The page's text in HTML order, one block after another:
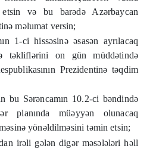
etsin və bu barədə Azərbaycan
məlumat versin;
1-ci hissəsinə əsasən ayrılacaq
təkliflərini on gün müddətində
Prezidentinə təqdim
bu Sərəncamın 10.2-ci bəndində
planında müəyyən olunacaq
yönəldilməsini təmin etsin;
irəli gələn digər məsələləri həll